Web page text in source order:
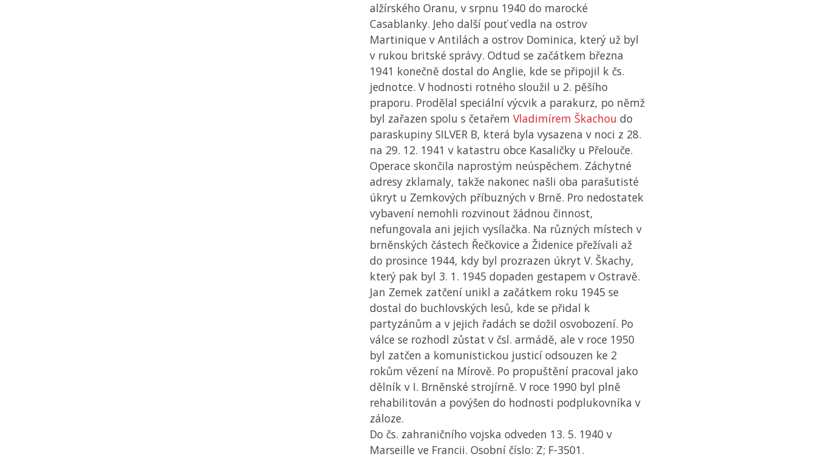
alžírského Oranu, v srpnu 1940 do marocké
Casablanky. Jeho další pouť vedla na ostrov
Martinique v Antilách a ostrov Dominica, který už byl
v rukou britské správy. Odtud se začátkem března
1941 konečně dostal do Anglie, kde se připojil k čs.
jednotce. V hodnosti rotného sloužil u 2. pěšího
praporu. Prodělal speciální výcvik a parakurz, po němž
byl zařazen spolu s četařem Vladimírem Škachou do
paraskupiny SILVER B, která byla vysazena v noci z 28.
na 29. 12. 1941 v katastru obce Kasaličky u Přelouče.
Operace skončila naprostým neúspěchem. Záchytné
adresy zklamaly, takže nakonec našli oba parašutisté
úkryt u Zemkových příbuzných v Brně. Pro nedostatek
vybavení nemohli rozvinout žádnou činnost,
nefungovala ani jejich vysílačka. Na různých místech v
brněnských částech Řečkovice a Židenice přežívali až
do prosince 1944, kdy byl prozrazen úkryt V. Škachy,
který pak byl 3. 1. 1945 dopaden gestapem v Ostravě.
Jan Zemek zatčení unikl a začátkem roku 1945 se
dostal do buchlovských lesů, kde se přidal k
partyzánům a v jejich řadách se dožil osvobození. Po
válce se rozhodl zůstat v čsl. armádě, ale v roce 1950
byl zatčen a komunistickou justicí odsouzen ke 2
rokům vězení na Mírově. Po propuštění pracoval jako
dělník v I. Brněnské strojírně. V roce 1990 byl plně
rehabilitován a povýšen do hodnosti podplukovníka v
záloze.
Do čs. zahraničního vojska odveden 13. 5. 1940 v
Marseille ve Francii. Osobní číslo: Z; F-3501.